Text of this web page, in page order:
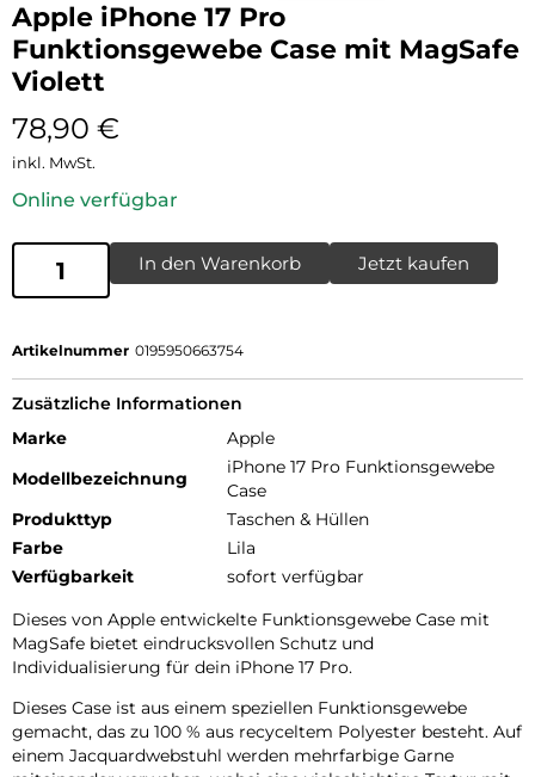
Apple iPhone 17 Pro
Funktionsgewebe Case mit MagSafe
Violett
78,90 €
inkl. MwSt.
Online verfügbar
In den Warenkorb Jetzt kaufen
Artikelnummer 0195950663754
Zusätzliche Informationen
Marke
Apple
Modellbezeichnung
iPhone 17 Pro Funktionsgewebe
Case
Produkttyp
Taschen & Hüllen
Farbe
Lila
Verfügbarkeit
sofort verfügbar
Dieses von Apple entwickelte Funktions­gewebe Case mit
MagSafe bietet eindrucks­vollen Schutz und
Individualisierung für dein iPhone 17 Pro.
Dieses Case ist aus einem speziellen Funktions­gewebe
gemacht, das zu 100 % aus recyceltem Polyester besteht. Auf
einem Jacquard­webstuhl werden mehrfarbige Garne